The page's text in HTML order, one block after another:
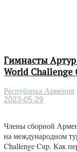
Гимнасты
World Challenge
Республика Армения
2023-05-29
Члены сборной
на международном
Challenge Cup. Как